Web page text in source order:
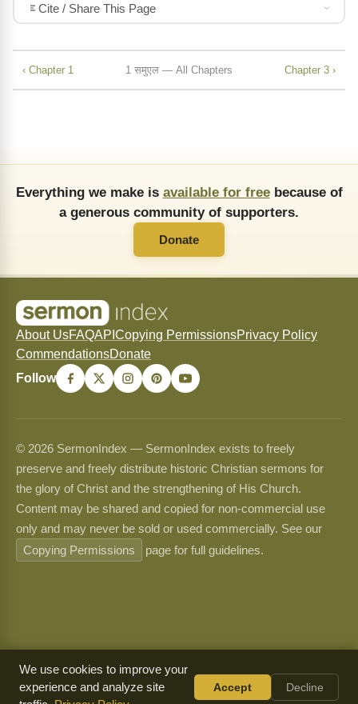
Cite / Share This Page
‹ Chapter 1 1 समुएल — All Chapters Chapter 3 ›
Everything we make is available for freebecause of
a generous community of supporters.
Donate
About UsFAQAPI Copying PermissionsPrivacy Policy
CommendationsDonate
Follow
© 2026 SermonIndex — SermonIndex exists to freely
preserve and freely distribute historic Christian sermons for
the glory of Christ and the strengthening of His Church.
Content may be shared and copied for non-commercial use
only and may never be sold or used commercially. See our
Copying Permissions
page for full guidelines.
We use cookies to improve your
experience and analyze site
Accept Decline